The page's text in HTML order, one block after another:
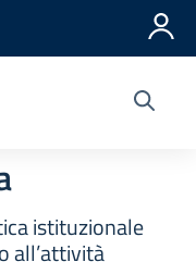
istituzionale
all’attività